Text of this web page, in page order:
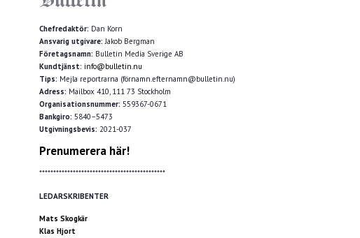
Chefredaktör: Dan Korn
Ansvarig utgivare: Jakob Bergman
Företagsnamn: Bulletin Media Sverige AB
Kundtjänst: info@bulletin.nu
Tips: Mejla reportrarna (förnamn.efternamn@bulletin.nu)
Adress: Mailbox 410, 111 73 Stockholm
Organisationsnummer: 559367-0671
Bankgiro: 5840–5473
Utgivningsbevis: 2021-037
Prenumerera här!
*********************************************
LEDARSKRIBENTER
Mats Skogkär
Klas Hjort